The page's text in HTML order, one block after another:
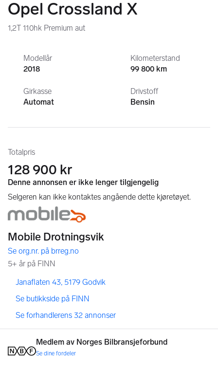
Opel Crossland X
1,2T 110hk Premium aut
Modellår
2018
Kilometerstand
99 800 km
Girkasse
Automat
Drivstoff
Bensin
Totalpris
128 900 kr
,
Janaflaten 43, 5179 Godvik
Se butikkside på FINN
Se forhandlerens 32 annonser
Medlem av Norges Bilbransjeforbund
Se dine fordeler